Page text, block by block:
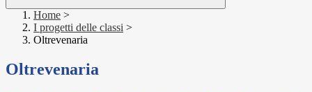
Home >
I progetti delle classi >
Oltrevenaria
Oltrevenaria